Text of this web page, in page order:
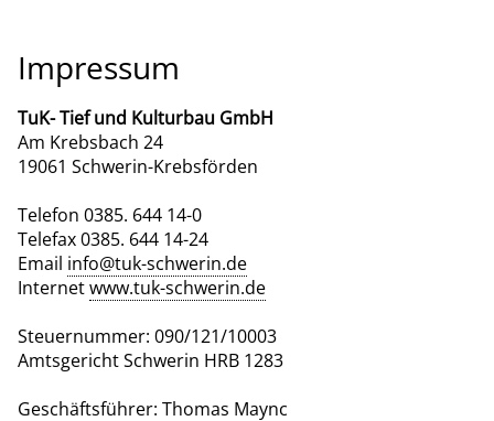
Impressum
TuK- Tief und Kulturbau GmbH
Am Krebsbach 24
19061 Schwerin-Krebsförden
Telefon 0385. 644 14-0
Telefax 0385. 644 14-24
Email info@tuk-schwerin.de
Internetwww.tuk-schwerin.de
Steuernummer: 090/121/10003
Amtsgericht Schwerin HRB 1283
Geschäftsführer: Thomas Maync